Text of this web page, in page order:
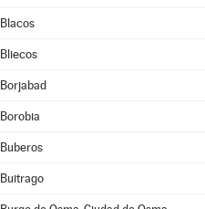
Blacos
Bliecos
Borjabad
Borobia
Buberos
Buitrago